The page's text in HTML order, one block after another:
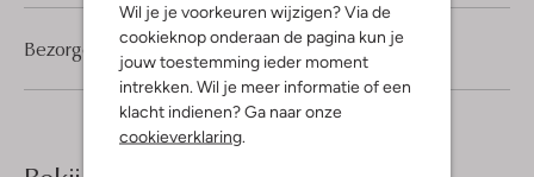
Wil je je voorkeuren wijzigen? Via de
cookieknop onderaan de pagina kun je
jouw toestemming ieder moment
intrekken. Wil je meer informatie of een
klacht indienen? Ga naar onze
cookieverklaring.
Bezorgen & retourneren